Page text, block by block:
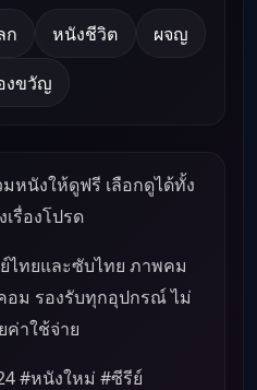
ก หนังชีวิต ผจญ
งขวัญ
หนังให้ดูฟรี เลือกดูได้ทั้ง
รื่องโปรด
ไทยและซับไทย ภาพคม
ม รองรับทุกอุปกรณ์ ไม่
ค่าใช้จ่าย
#หนังใหม่ #ซีรีย์